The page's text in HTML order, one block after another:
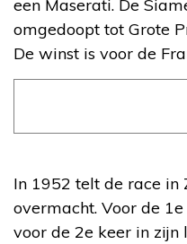
een Maserati. De
omgedoopt tot Grote
De winst is voor de
In 1952 telt de race
overmacht. Voor de
voor de 2e keer in